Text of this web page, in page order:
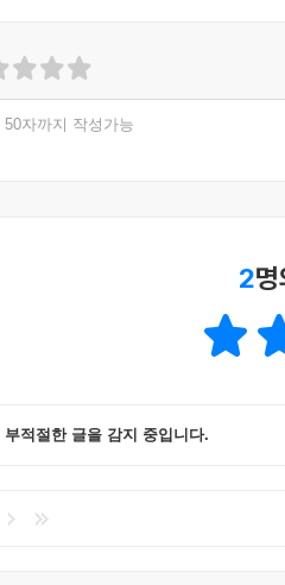
50자까지 작성가능
2
부적절한 글을 감지 중입니다.